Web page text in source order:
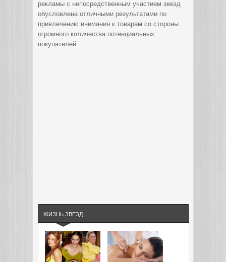
рекламы с непосредственным участием звезд
обусловлена отличными результатами по
привлечению внимания к товарам со стороны
огромного количества потенциальных
покупателей.
ЖИЗНЬ ЗВЕЗД